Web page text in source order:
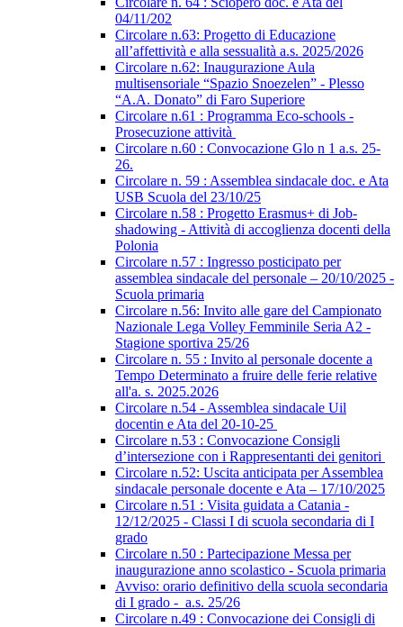
04/11/202
Circolare n.63: Progetto di Educazione
all’affettività e alla sessualità a.s. 2025/2026
Circolare n.62: Inaugurazione Aula
multisensoriale “Spazio Snoezelen” - Plesso
“A.A. Donato” di Faro Superiore
Circolare n.61 : Programma Eco-schools -
Prosecuzione attività
Circolare n.60 : Convocazione Glo n 1 a.s. 25-
26.
Circolare n. 59 : Assemblea sindacale doc. e Ata
USB Scuola del 23/10/25
Circolare n.58 : Progetto Erasmus+ di Job-
shadowing - Attività di accoglienza docenti della
Polonia
Circolare n.57 : Ingresso posticipato per
assemblea sindacale del personale – 20/10/2025 -
Scuola primaria
Circolare n.56: Invito alle gare del Campionato
Nazionale Lega Volley Femminile Seria A2 -
Stagione sportiva 25/26
Circolare n. 55 : Invito al personale docente a
Tempo Determinato a fruire delle ferie relative
all'a. s. 2025.2026
Circolare n.54 - Assemblea sindacale Uil
docentin e Ata del 20-10-25
Circolare n.53 : Convocazione Consigli
d’intersezione con i Rappresentanti dei genitori
Circolare n.52: Uscita anticipata per Assemblea
sindacale personale docente e Ata – 17/10/2025
Circolare n.51 : Visita guidata a Catania -
12/12/2025 - Classi I di scuola secondaria di I
grado
Circolare n.50 : Partecipazione Messa per
inaugurazione anno scolastico - Scuola primaria
Avviso: orario definitivo della scuola secondaria
di I grado - a.s. 25/26
Circolare n.49 : Convocazione dei Consigli di